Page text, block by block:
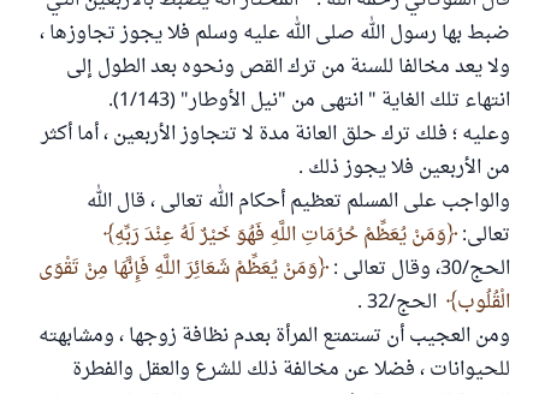
ضبط بها رسول الله صلى الله عليه وسلم فلا يجوز تجاوزها ،
ولا يعد مخالفا للسنة من ترك القص ونحوه بعد الطول إلى
انتهاء تلك الغاية " انتهى من "نيل الأوطار" (1/143).
وعليه ؛ فلك ترك حلق العانة مدة لا تتجاوز الأربعين ، أما أكثر
من الأربعين فلا يجوز ذلك .
والواجب على المسلم تعظيم أحكام الله تعالى ، قال الله
تعالى: وَمَنْ يُعَظِّمْ حُرُمَاتِ اللَّهِ فَهُوَ خَيْرٌ لَهُ عِنْدَ رَبِّهِ
الحج/30، وقال تعالى :
وَمَنْ يُعَظِّمْ شَعَائِرَ اللَّهِ فَإِنَّهَا مِنْ تَقْوَى
الْقُلُوب الحج/32 .
ومن العجيب أن تستمتع المرأة بعدم نظافة زوجها ، ومشابهته
للحيوانات ، فضلا عن مخالفة ذلك للشرع والعقل والفطرة